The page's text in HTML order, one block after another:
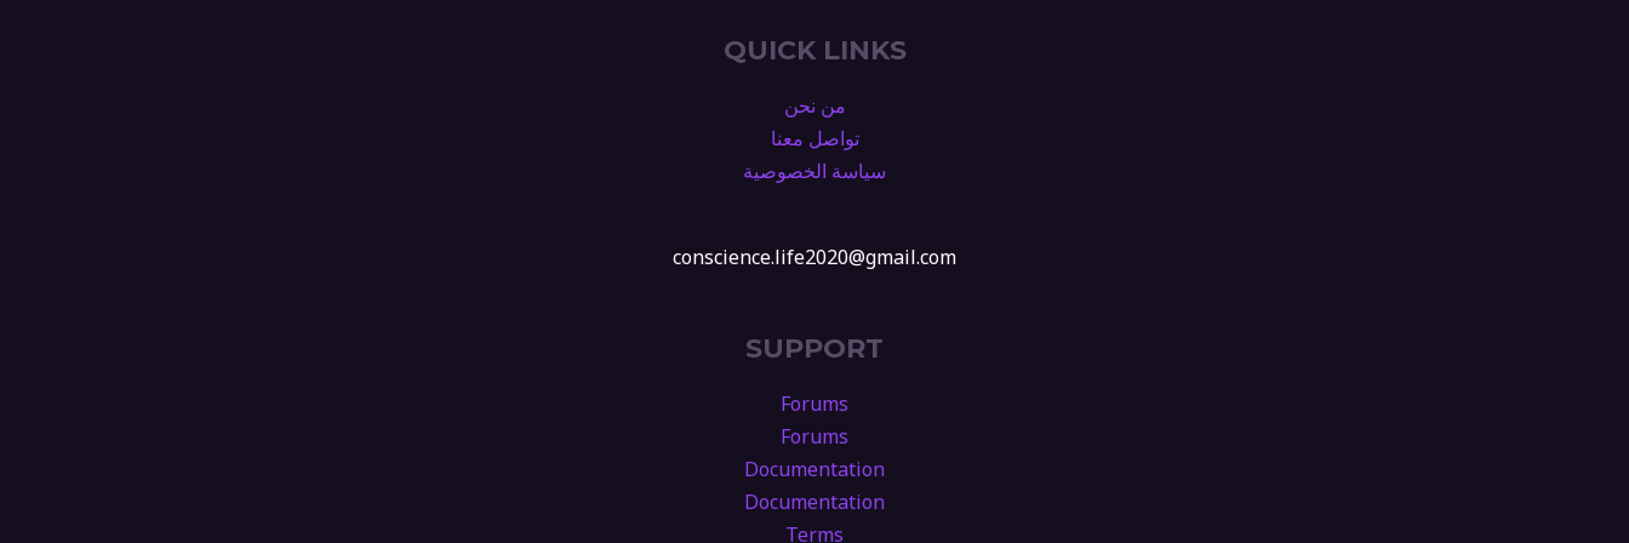
QUICK LINKS
من نحن
تواصل معنا
سياسة الخصوصية
conscience.life2020@gmail.com
SUPPORT
Forums
Forums
Documentation
Documentation
Terms